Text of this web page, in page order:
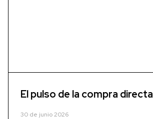
El pulso de la compra directa
30 de junio 2026